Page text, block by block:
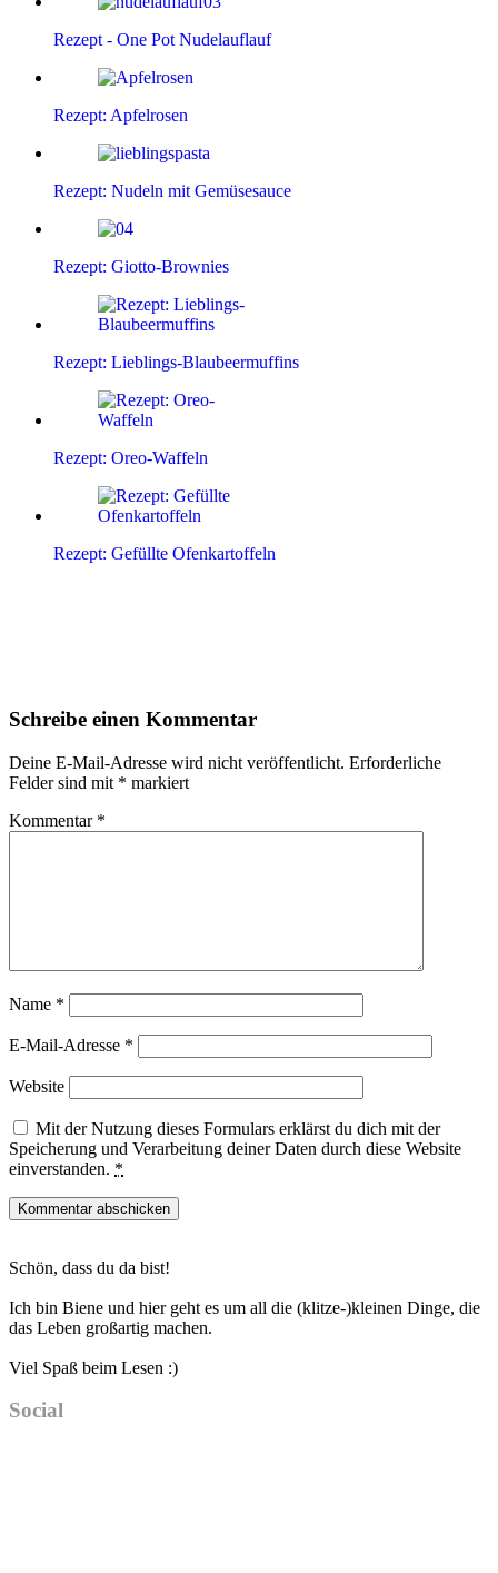
Rezept - One Pot Nudelauflauf
Rezept: Apfelrosen
Rezept: Nudeln mit Gemüsesauce
Rezept: Giotto-Brownies
Rezept: Lieblings-Blaubeermuffins
Rezept: Oreo-Waffeln
Rezept: Gefüllte Ofenkartoffeln
Interaktionen
Schreibe einen Kommentar
Deine E-Mail-Adresse wird nicht veröffentlicht. Erforderliche
Felder sind mit * markiert
Kommentar *
Name *
E-Mail-Adresse *
Website
Mit der Nutzung dieses Formulars erklärst du dich mit der
Speicherung und Verarbeitung deiner Daten durch diese Website
einverstanden. *
Sidebar
Schön, dass du da bist!
Ich bin Biene und hier geht es um all die (klitze-)kleinen Dinge, die
das Leben großartig machen.
Viel Spaß beim Lesen :)
Social